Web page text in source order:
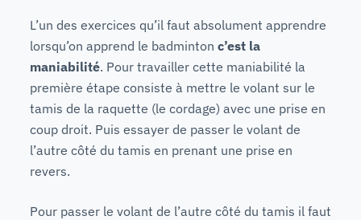
L’un des exercices qu’il faut absolument apprendre
lorsqu’on apprend le badminton c’est la
maniabilité. Pour travailler cette maniabilité la
première étape consiste à mettre le volant sur le
tamis de la raquette (le cordage) avec une prise en
coup droit. Puis essayer de passer le volant de
l’autre côté du tamis en prenant une prise en
revers.
Pour passer le volant de l’autre côté du tamis il faut